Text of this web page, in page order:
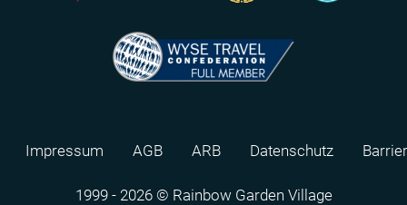
Impressum AGB ARB Datenschutz
1999 - 2026 © Rainbow Garden Village